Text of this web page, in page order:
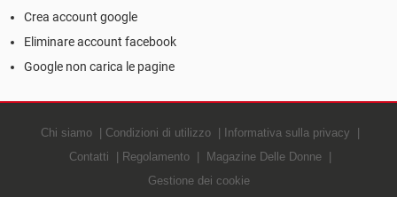
Crea account google
Eliminare account facebook
Google non carica le pagine
Chi siamo Condizioni di utilizzo
Informativa sulla privacy
Contatti
Regolamento
Magazine Delle Donne
Gestione dei cookie